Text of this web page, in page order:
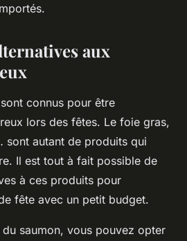
aux
connus pour être
lors des fêtes. Le foie gras,
sont autant de produits qui
Il est tout à fait possible de
à ces produits pour
fête avec un petit budget.
saumon, vous pouvez opter